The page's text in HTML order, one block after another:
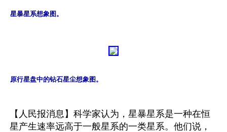
星暴星系想象图。
原行星盘中的钻石星尘想象图。
【人民报消息】科学家认为，星暴星系是一种在恒
星产生速率远高于一般星系的一类星系。他们说，